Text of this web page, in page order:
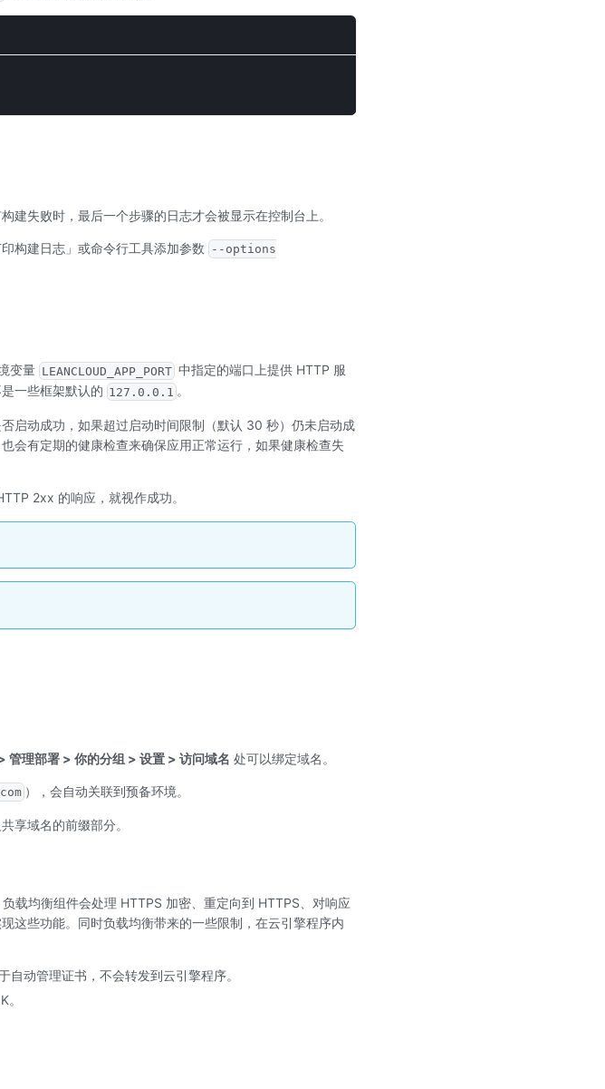
建失败时，最后一个步骤的日志才会被显示在控制台上。
构建日志」或命令行工具添加参数
--options
变量 LEANCLOUD_APP_PORT中指定的端口上提供 HTTP 服
一些框架默认的 127.0.0.1 。
启动成功，如果超过启动时间限制（默认 30 秒）仍未启动成
会有定期的健康检查来确保应用正常运行，如果健康检查失
2xx 的响应，就视作成功。
管理部署 > 你的分组 > 设置 > 访问域名 处可以绑定域名。
），会自动关联到预备环境。
享域名的前缀部分。
载均衡组件会处理 HTTPS 加密、重定向到 HTTPS、对响应
这些功能。同时负载均衡带来的一些限制，在云引擎程序内
自动管理证书，不会转发到云引擎程序。